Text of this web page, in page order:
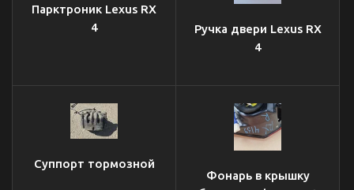
Парктроник Lexus RX
4
Ручка двери Lexus RX
4
Суппорт тормозной
Фонарь в крышку